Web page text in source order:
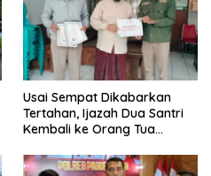
Usai Sempat Dikabarkan
Tertahan, Ijazah Dua Santri
Kembali ke Orang Tua